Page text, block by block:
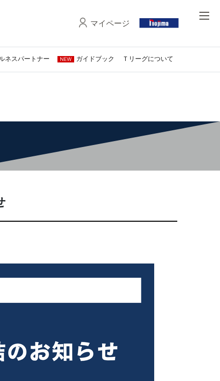
マイページ
ネスパートナー NEW ガイドブック Ｔリーグについて